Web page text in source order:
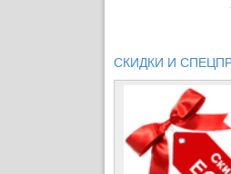
СКИДКИ И